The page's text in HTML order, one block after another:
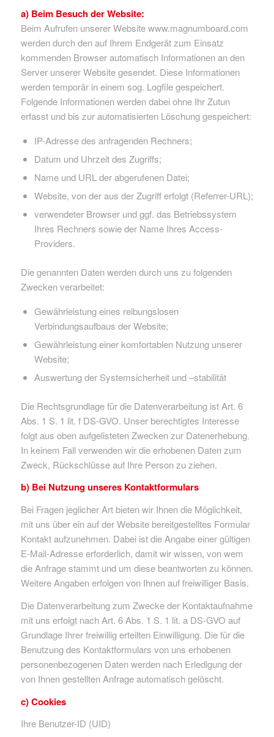
a) Beim Besuch der Website:
Beim Aufrufen unserer Website www.magnumboard.com
werden durch den auf Ihrem Endgerät zum Einsatz
kommenden Browser automatisch Informationen an den
Server unserer Website gesendet. Diese Informationen
werden temporär in einem sog. Logfile gespeichert.
Folgende Informationen werden dabei ohne Ihr Zutun
erfasst und bis zur automatisierten Löschung gespeichert:
IP-Adresse des anfragenden Rechners;
Datum und Uhrzeit des Zugriffs;
Name und URL der abgerufenen Datei;
Website, von der aus der Zugriff erfolgt (Referrer-URL);
verwendeter Browser und ggf. das Betriebssystem
Ihres Rechners sowie der Name Ihres Access-
Providers.
Die genannten Daten werden durch uns zu folgenden
Zwecken verarbeitet:
Gewährleistung eines reibungslosen
Verbindungsaufbaus der Website;
Gewährleistung einer komfortablen Nutzung unserer
Website;
Auswertung der Systemsicherheit und –stabilität
Die Rechtsgrundlage für die Datenverarbeitung ist Art. 6
Abs. 1 S. 1 lit. f DS-GVO. Unser berechtigtes Interesse
folgt aus oben aufgelisteten Zwecken zur Datenerhebung.
In keinem Fall verwenden wir die erhobenen Daten zum
Zweck, Rückschlüsse auf Ihre Person zu ziehen.
b) Bei Nutzung unseres Kontaktformulars
Bei Fragen jeglicher Art bieten wir Ihnen die Möglichkeit,
mit uns über ein auf der Website bereitgestelltes Formular
Kontakt aufzunehmen. Dabei ist die Angabe einer gültigen
E-Mail-Adresse erforderlich, damit wir wissen, von wem
die Anfrage stammt und um diese beantworten zu können.
Weitere Angaben erfolgen von Ihnen auf freiwilliger Basis.
Die Datenverarbeitung zum Zwecke der Kontaktaufnahme
mit uns erfolgt nach Art. 6 Abs. 1 S. 1 lit. a DS-GVO auf
Grundlage Ihrer freiwillig erteilten Einwilligung. Die für die
Benutzung des Kontaktformulars von uns erhobenen
personenbezogenen Daten werden nach Erledigung der
von Ihnen gestellten Anfrage automatisch gelöscht.
c) Cookies
Ihre Benutzer-ID (UID)